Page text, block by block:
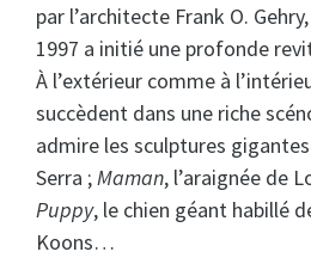
par l’architecte Frank O.
1997 a initié une profonde
À l’extérieur comme à
succèdent dans une riche
admire les sculptures
Serra ;Maman, l’araignée de
Puppy, le chien géant habillé
Koons…